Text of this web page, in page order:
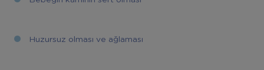
Huzursuz olması ve ağlaması